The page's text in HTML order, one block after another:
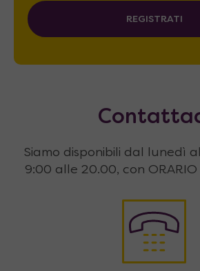
REGISTRATI
Siamo disponibili dal lunedì
9:00 alle 20.00, con ORARIO